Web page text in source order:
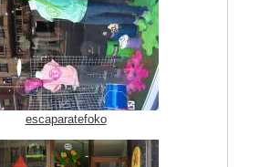
escaparatefoko